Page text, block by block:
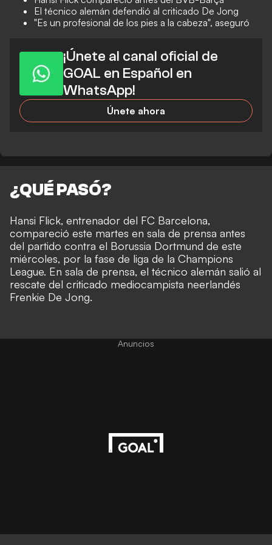
El técnico alemán defendió al criticado De Jong
"Es un profesional de los pies a la cabeza", aseguró
¡Únete al canal oficial de
GOAL en Español en
WhatsApp!
Únete ahora
¿QUÉ PASÓ?
Hansi Flick, entrenador del FC Barcelona,
compareció este martes en sala de prensa antes
del partido contra el Borussia Dortmund de este
miércoles, por la fase de liga de la Champions
League. En sala de prensa, el técnico alemán salió al
rescate del criticado mediocampista neerlandés
Frenkie De Jong.
Anuncios